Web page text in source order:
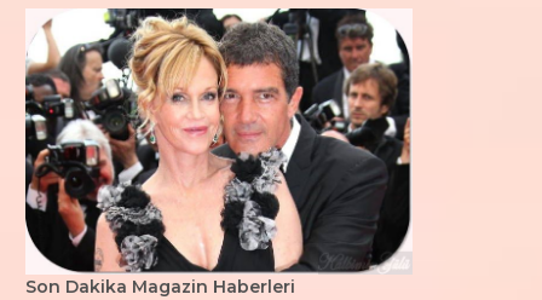
Son Dakika Magazin Haberleri